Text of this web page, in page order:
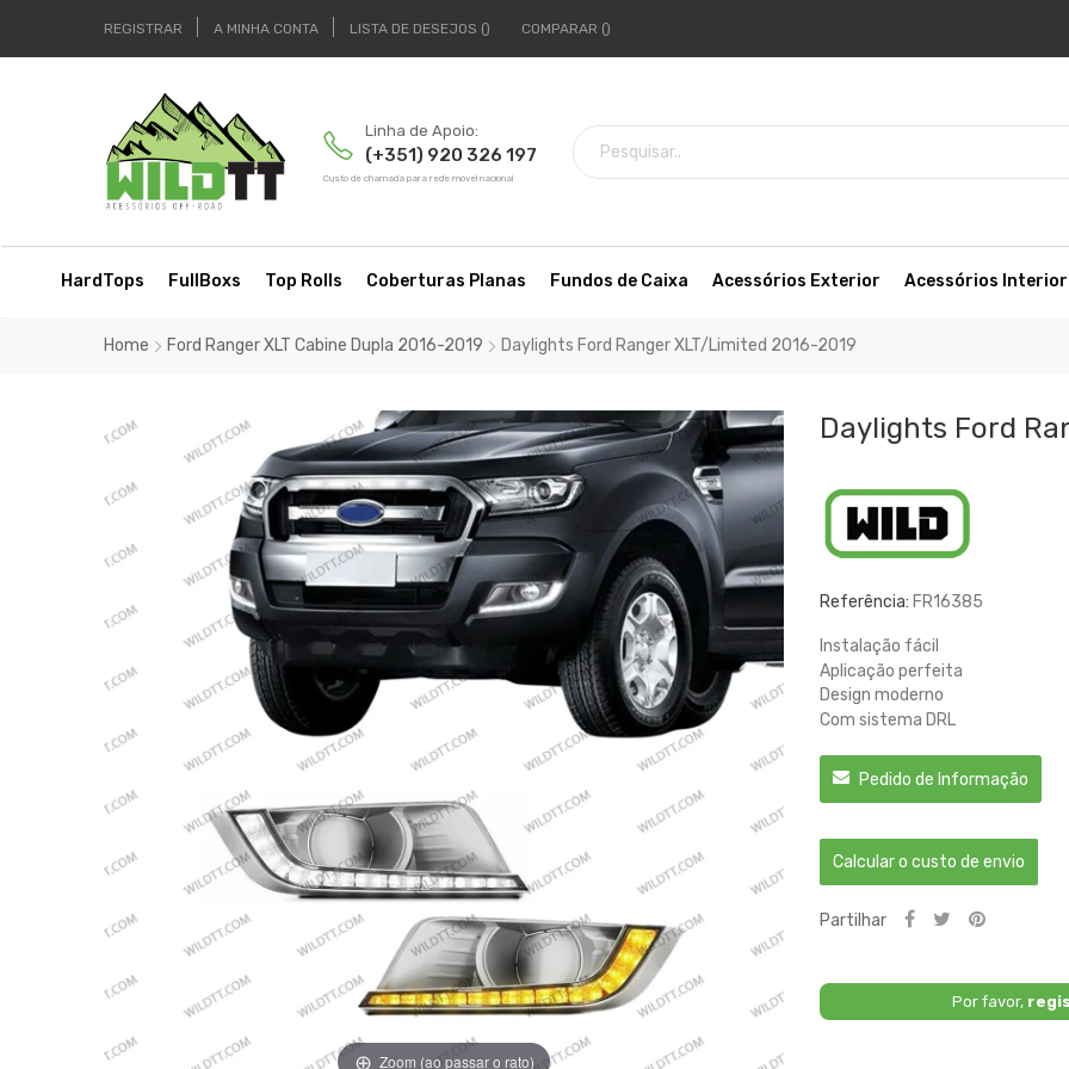
REGISTRAR A MINHA CONTA LISTA DE DESEJOS COMPARAR
Linha de Apoio:
(+351) 920 326 197
Custo de chamada para rede móvel nacional
HardTops FullBoxs Top Rolls Coberturas Planas Fundos de Caixa Acessórios Exterior Acessórios Interior
Home Ford Ranger XLT Cabine Dupla 2016-2019 Daylights Ford Ranger XLT/Limited 2016-2019
Zoom (ao passar o rato)
Daylights Ford
Referência: FR16385
Instalação fácil
Aplicação perfeita
Design moderno
Com sistema DRL
Pedido de Informação
Calcular o custo de envio
Partilhar
Por favor,